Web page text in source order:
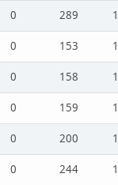
0 289
0 153
0 158
0 159
0 200
0 244